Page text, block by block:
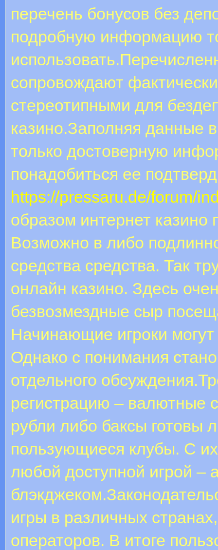
перечень бонусов без
подробную информацию
сопровождают
стереотипными для
казино.Заполняя данные
только достоверную
понадобиться ее
https://pressaru.de/forum/
образом интернет казино
Возможно в либо
средства средства. Так
онлайн казино. Здесь
безвозмездные сыр
Начинающие игроки
Однако с понимания
отдельного
регистрацию – валютные
рубли либо баксы готовы
пользующиеся клубы. С
любой доступной игрой –
игры в различных
операторов. В итоге